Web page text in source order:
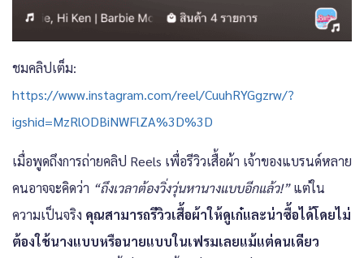
ชมคลิปเต็ม:
https://www.instagram.com/reel/CuuhRYGgzrw/?
igshid=MzRlODBiNWFlZA%3D%3D
เมื่อพูดถึงการถ่ายคลิป Reels เพื่อรีวิวเสื้อผ้า เจ้าของแบรนด์หลาย
คนอาจจะคิดว่า “ถึงเวลาต้องวิ่งวุ่นหานางแบบอีกแล้ว!”แต่ใน
ความเป็นจริง คุณสามารถรีวิวเสื้อผ้าให้ดูเก๋และน่าซื้อได้โดยไม่
ต้องใช้นางแบบหรือนายแบบในเฟรมเลยแม้แต่คนเดียว